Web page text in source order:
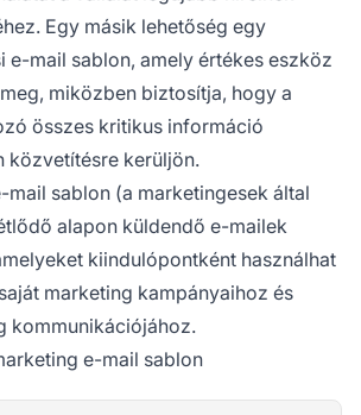
Egy másik lehetőség egy
e-mail sablon, amely értékes eszköz
miközben biztosítja, hogy a
összes kritikus információ
közvetítésre kerüljön.
mail sablon (a marketingesek által
alapon küldendő e-mailek
kiindulópontként használhat
marketing kampányaihoz és
kommunikációjához.
e-mail sablon